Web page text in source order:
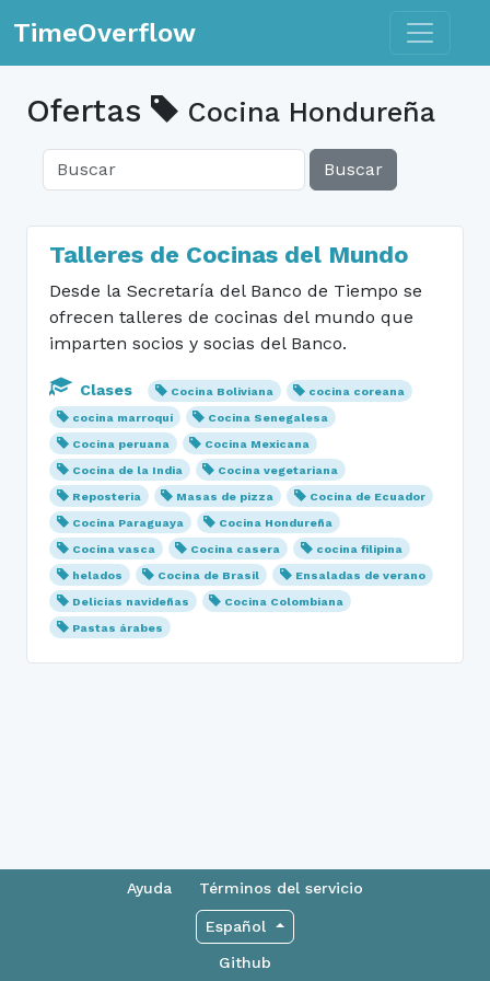
TimeOverflow Toggle
Ofertas Cocina Hondureña
Buscar
Talleres de Cocinas del Mundo
Desde la Secretaría del Banco de Tiempo se
ofrecen talleres de cocinas del mundo que
imparten socios y socias del Banco.
Clases Cocina Boliviana
cocina coreana
cocina marroquí
Cocina Senegalesa
Cocina peruana
Cocina Mexicana
Cocina de la India
Cocina vegetariana
Reposteria
Masas de pizza
Cocina de Ecuador
Cocina Paraguaya
Cocina Hondureña
Cocina vasca
Cocina casera
cocina filipina
helados
Cocina de Brasil
Ensaladas de verano
Delicias navideñas
Cocina Colombiana
Pastas árabes
Ayuda Términos del servicio
Español
Github